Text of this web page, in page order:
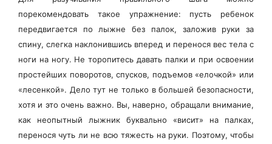
порекомендовать такое упражнение: пусть ребенок
передвигается по лыжне без палок, заложив руки за
спину, слегка наклонившись вперед и перенося вес тела с
ноги на ногу. Не торопитесь давать палки и при освоении
простейших поворотов, спусков, подъемов «елочкой» или
«лесенкой». Дело тут не только в большей безопасности,
хотя и это очень важно. Вы, наверно, обращали внимание,
как неопытный лыжник буквально «висит» на палках,
перенося чуть ли не всю тяжесть на руки. Поэтому, чтобы